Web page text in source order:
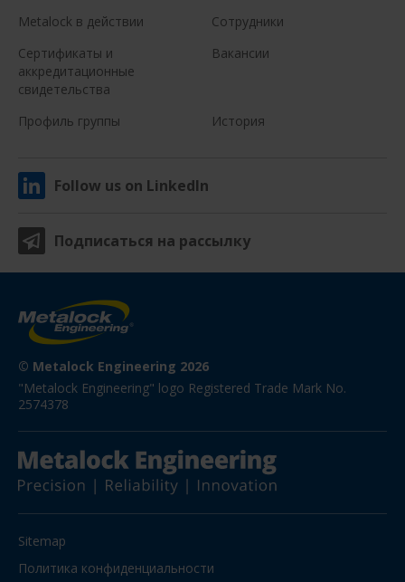
Metalock в действии
Сотрудники
Сертификаты и
аккредитационные
свидетельства
Вакансии
Профиль группы История
Follow us on LinkedIn
Подписаться на рассылку
© Metalock Engineering 2026
"Metalock Engineering" logo Registered Trade Mark No.
2574378
Sitemap
Политика конфиденциальности